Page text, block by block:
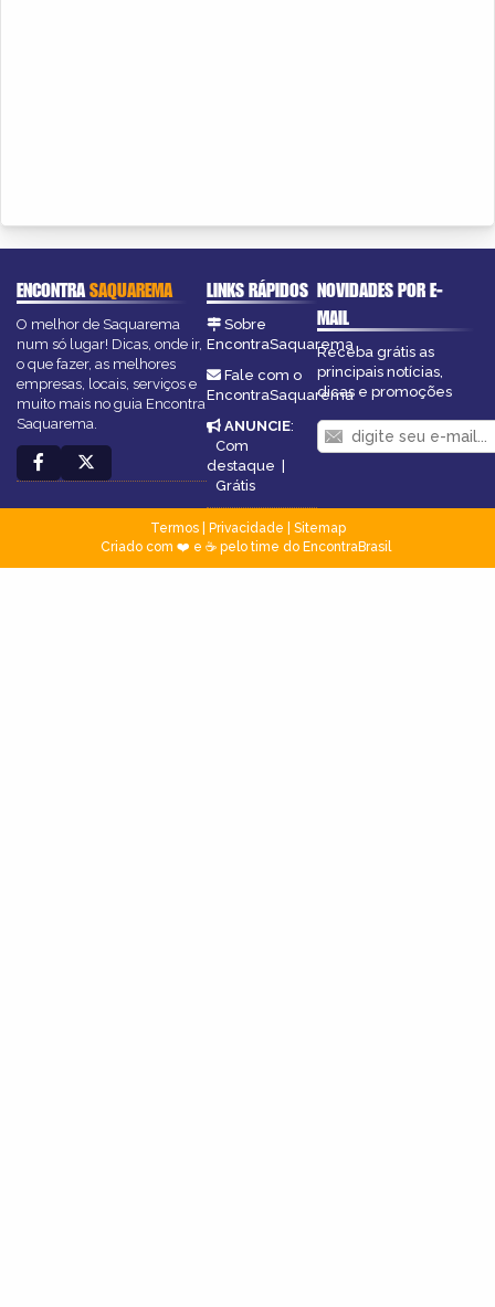
ENCONTRASAQUAREMA
O melhor de Saquarema
num só lugar! Dicas, onde ir,
o que fazer, as melhores
empresas, locais, serviços e
muito mais no guia Encontra
Saquarema.
LINKS RÁPIDOS
Sobre
EncontraSaquarema
Fale com o
EncontraSaquarema
ANUNCIE:
Com
destaque |
Grátis
NOVIDADES POR E-
MAIL
Receba grátis as
principais notícias,
dicas e promoções
Termos| Privacidade
Sitemap
Criado com ❤️ e ☕ pelo time do EncontraBrasil